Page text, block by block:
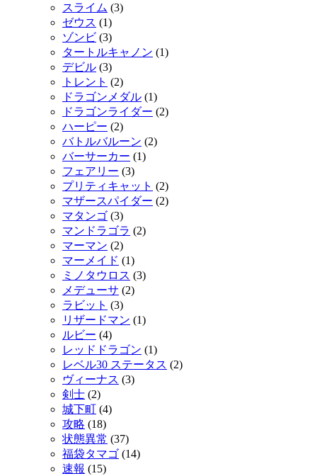
スライム (3)
ゼウス (1)
ゾンビ (3)
タートルキャノン (1)
デビル (3)
トレント (2)
ドラゴンメダル (1)
ドラゴンライダー (2)
ハーピー (2)
バトルバルーン (2)
バーサーカー (1)
フェアリー (3)
プリティキャット (2)
マザースパイダー (2)
マタンゴ (3)
マンドラゴラ (2)
マーマン (2)
マーメイド (1)
ミノタウロス (3)
メデューサ (2)
ラビット (3)
リザードマン (1)
ルビー (4)
レッドドラゴン (1)
レベル30 ステータス (2)
ヴィーナス (3)
剣士 (2)
城下町 (4)
攻略 (18)
状態異常 (37)
福袋タマゴ (14)
速報 (15)